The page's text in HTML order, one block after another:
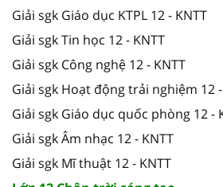
Giải sgk Giáo dục KTPL 12 - KNTT
Giải sgk Tin học 12 - KNTT
Giải sgk Công nghệ 12 - KNTT
Giải sgk Hoạt động trải nghiệm 12 -
Giải sgk Giáo dục quốc phòng 12 -
Giải sgk Âm nhạc 12 - KNTT
Giải sgk Mĩ thuật 12 - KNTT